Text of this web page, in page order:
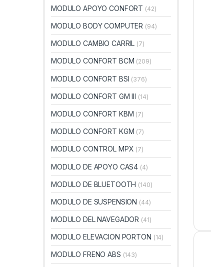
MODULO APOYO CONFORT (42)
MODULO BODY COMPUTER (94)
MODULO CAMBIO CARRIL (7)
MODULO CONFORT BCM (209)
MODULO CONFORT BSI (376)
MODULO CONFORT GM III (14)
MODULO CONFORT KBM (7)
MODULO CONFORT KGM (7)
MODULO CONTROL MPX (7)
MODULO DE APOYO CAS4 (4)
MODULO DE BLUETOOTH (140)
MODULO DE SUSPENSION (44)
MODULO DEL NAVEGADOR (41)
MODULO ELEVACION PORTON (14)
MODULO FRENO ABS (143)